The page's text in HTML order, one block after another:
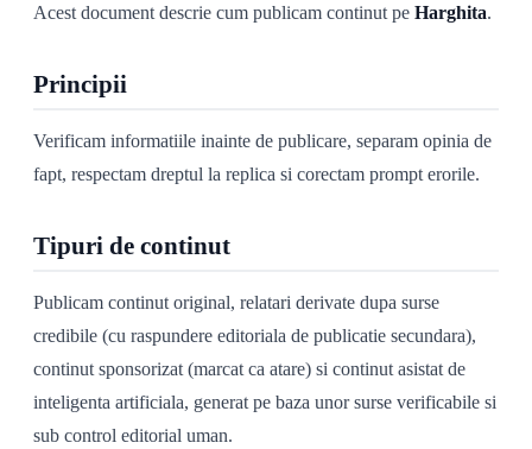
Acest document descrie cum publicam continut pe Harghita.
Principii
Verificam informatiile inainte de publicare, separam opinia de
fapt, respectam dreptul la replica si corectam prompt erorile.
Tipuri de continut
Publicam continut original, relatari derivate dupa surse
credibile (cu raspundere editoriala de publicatie secundara),
continut sponsorizat (marcat ca atare) si continut asistat de
inteligenta artificiala, generat pe baza unor surse verificabile si
sub control editorial uman.